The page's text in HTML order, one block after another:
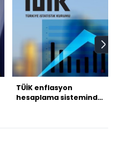
TÜİK enflasyon
hesaplama sisteminde